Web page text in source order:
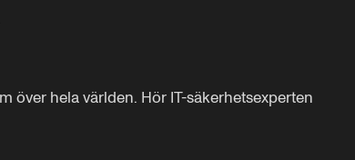
över hela världen. Hör IT-säkerhetsexperten